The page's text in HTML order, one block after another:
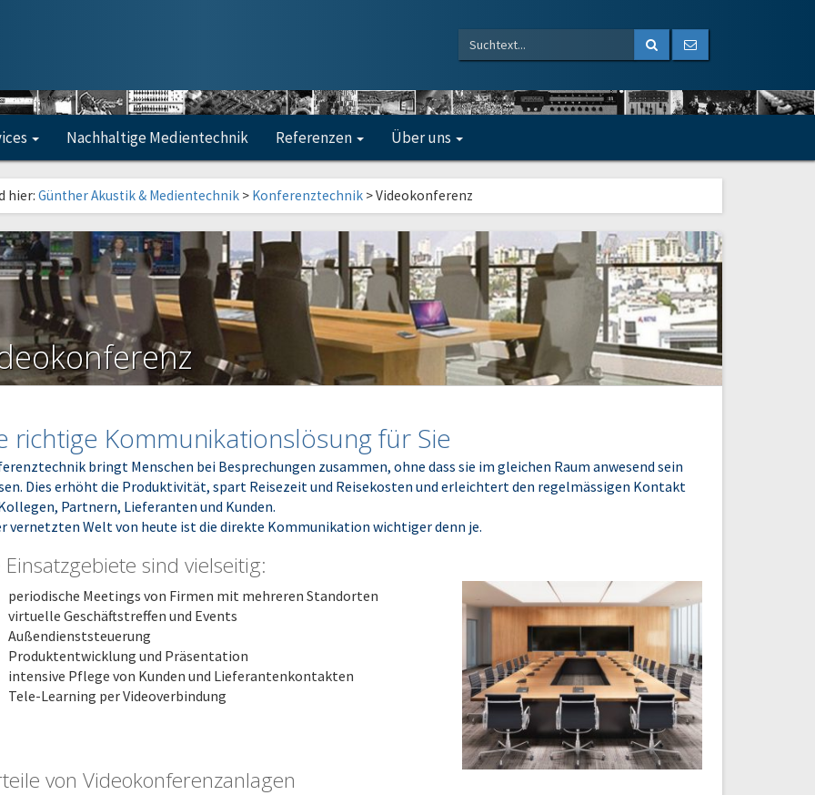
Nachhaltige Medientechnik Referenzen Über uns
hier: Günther Akustik & Medientechnik> Konferenztechnik>Videokonferenz
richtige Kommunikationslösung für Sie
bringt Menschen bei Besprechungen zusammen, ohne dass sie im gleichen Raum anwesend sein
Dies erhöht die Produktivität, spart Reisezeit und Reisekosten und erleichtert den regelmässigen Kontakt
Partnern, Lieferanten und Kunden.
vernetzten Welt von heute ist die direkte Kommunikation wichtiger denn je.
Einsatzgebiete sind vielseitig:
periodische Meetings von Firmen mit mehreren Standorten
virtuelle Geschäftstreffen und Events
Außendienststeuerung
Produktentwicklung und Präsentation
intensive Pflege von Kunden und Lieferantenkontakten
Tele-Learning per Videoverbindung
von Videokonferenzanlagen